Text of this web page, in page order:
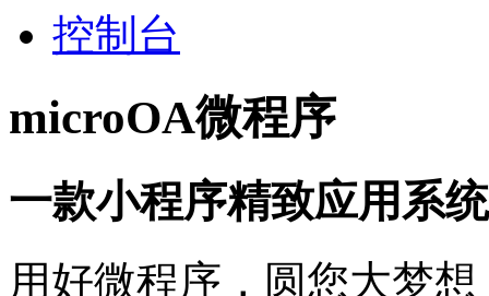
控制台
microOA微程序
一款小程序精致应用系统
用好微程序，圆您大梦想